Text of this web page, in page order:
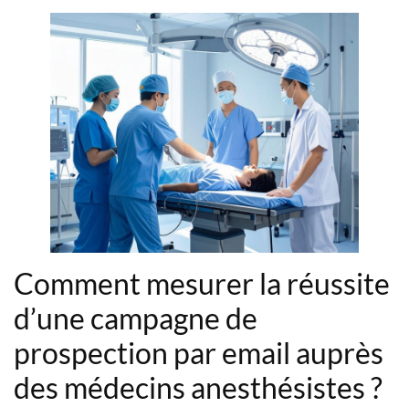
Comment mesurer la réussite
d’une campagne de
prospection par email auprès
des médecins anesthésistes ?